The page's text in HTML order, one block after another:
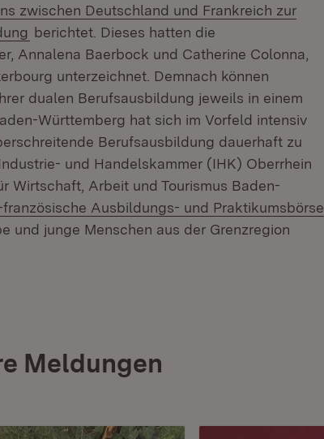
zwischen Deutschland und Frankreich zur
berichtet. Dieses hatten die
Annalena Baerbock und Catherine Colonna,
unterzeichnet. Demnach können
dualen Berufsausbildung jeweils in einem
Württemberg hat sich im Vorfeld intensiv
Berufsausbildung dauerhaft zu
und Handelskammer (IHK) Oberrhein
Wirtschaft, Arbeit und Tourismus Baden-
Ausbildungs- und Praktikumsbörse
und junge Menschen aus der Grenzregion
Meldungen